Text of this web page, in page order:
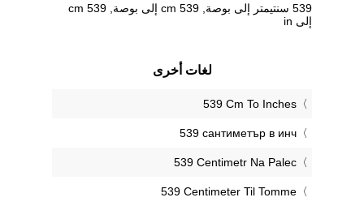
539 سنتيمتر إلى بوصة, 539 cm إلى بوصة, 539 cm
إلى in
لغات أخرى
‎539 Cm To Inches
‎539 сантиметър в инч
‎539 Centimetr Na Palec
‎539 Centimeter Til Tomme